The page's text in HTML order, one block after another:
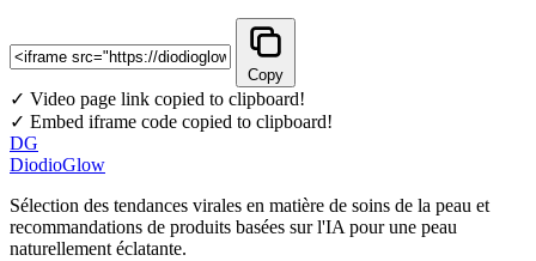
Copy
✓ Video page link copied to clipboard!
✓ Embed iframe code copied to clipboard!
DG
DiodioGlow
Sélection des tendances virales en matière de soins de la peau et
recommandations de produits basées sur l'IA pour une peau
naturellement éclatante.